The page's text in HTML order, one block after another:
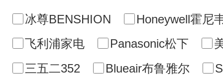
冰尊BENSHION
Honeywell霍尼
飞利浦家电
Panasonic松下
三五二352
Blueair布鲁雅尔